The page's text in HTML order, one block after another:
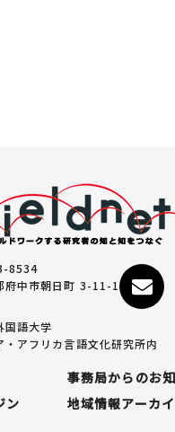
8534
府中市朝日町 3-11-1
国語大学
・アフリカ言語文化研究所内
事務局からのお
ン
地域情報アーカ